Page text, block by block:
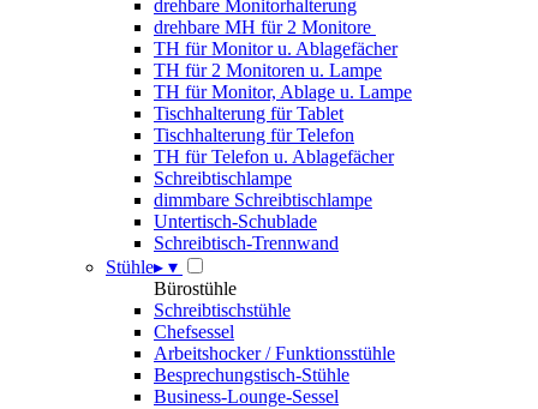
drehbare Monitorhalterung
drehbare MH für 2 Monitore
TH für Monitor u. Ablagefächer
TH für 2 Monitoren u. Lampe
TH für Monitor, Ablage u. Lampe
Tischhalterung für Tablet
Tischhalterung für Telefon
TH für Telefon u. Ablagefächer
Schreibtischlampe
dimmbare Schreibtischlampe
Untertisch-Schublade
Schreibtisch-Trennwand
Stühle▸ ▾
Bürostühle
Schreibtischstühle
Chefsessel
Arbeitshocker / Funktionsstühle
Besprechungstisch-Stühle
Business-Lounge-Sessel